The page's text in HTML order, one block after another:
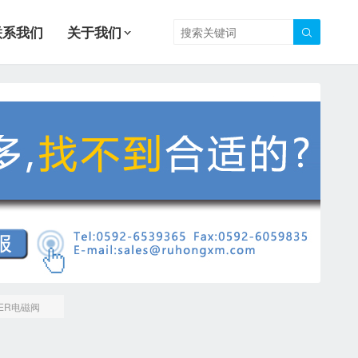

我们 关于我们
电磁阀